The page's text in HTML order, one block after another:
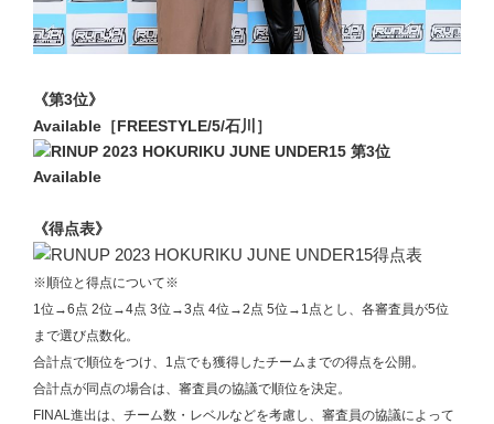
《第3位》
Available［FREESTYLE/5/石川］
《得点表》
※順位と得点について※
1位→6点 2位→4点 3位→3点 4位→2点 5位→1点とし、各審査員が5位
まで選び点数化。
合計点で順位をつけ、1点でも獲得したチームまでの得点を公開。
合計点が同点の場合は、審査員の協議で順位を決定。
FINAL進出は、チーム数・レベルなどを考慮し、審査員の協議によって